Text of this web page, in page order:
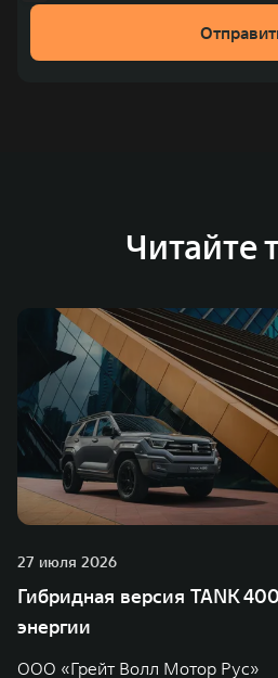
Читайте
27 июля 2026
Гибридная версия TANK
энергии
ООО «Грейт Волл Мотор Рус»